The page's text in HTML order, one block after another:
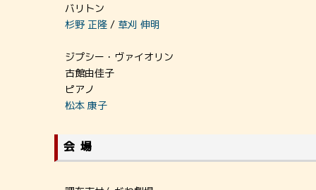
バリトン
杉野 正隆 / 草刈 伸明
ジプシー・ヴァイオリン
古館由佳子
ピアノ
松本 康子
会場